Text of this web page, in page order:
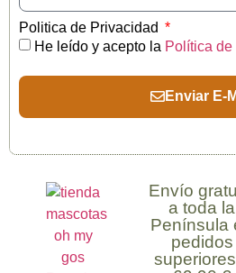
Politica de Privacidad
He leído y acepto la Política
Enviar E-
Envío
a toda la
Península
pedidos